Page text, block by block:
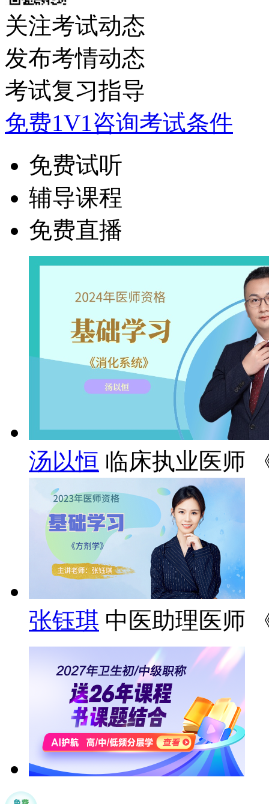
关注考试动态
发布考情动态
考试复习指导
免费1V1咨询考试条件
免费试听
辅导课程
免费直播
汤以恒 临床执业医师
张钰琪 中医助理医师